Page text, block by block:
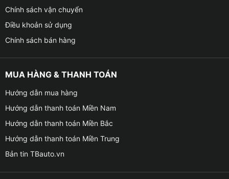
nhiệm mượt mà, từ chạy bản đồ, mở nhạc, xem video
Chính sách vận chuyển
Điều khoản sử dụng
Chính sách bán hàng
MUA HÀNG & THANH TOÁN
Hướng dẫn mua hàng
Hướng dẫn thanh toán Miền Nam
Hướng dẫn thanh toán Miền Bắc
Hướng dẫn thanh toán Miền Trung
Bản tin TBauto.vn